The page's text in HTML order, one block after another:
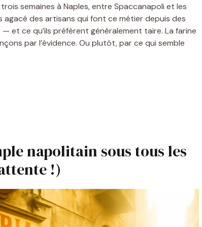
semaines à Naples, entre Spaccanapoli et les
agacé des artisans qui font ce métier depuis des
et ce qu’ils préfèrent généralement taire. La farine
par l’évidence. Ou plutôt, par ce qui semble
napolitain sous tous les
!)